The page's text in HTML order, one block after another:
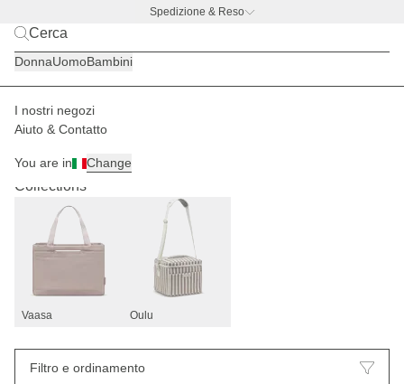
Spedizione & Reso
DonnaUomoBambini
I nostri negozi
Aiuto & Contatto
You are in Change
Cesti della spesa
Collections
Vaasa Oulu
Filtro e ordinamento